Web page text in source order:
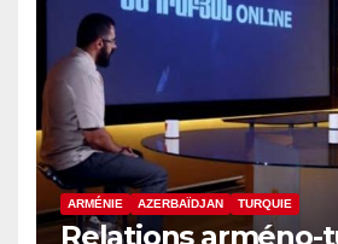
ARMÉNIE AZERBAÏDJAN TURQUIE
Relations arméno-